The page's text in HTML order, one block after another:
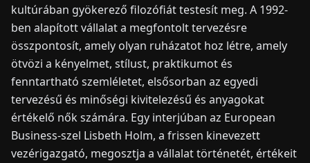
kultúrában gyökerező filozófiát testesít meg. A 1992-
ben alapított vállalat a megfontolt tervezésre
összpontosít, amely olyan ruházatot hoz létre, amely
ötvözi a kényelmet, stílust, praktikumot és
fenntartható szemléletet, elsősorban az egyedi
tervezésű és minőségi kivitelezésű és anyagokat
értékelő nők számára. Egy interjúban az European
Business-szel Lisbeth Holm, a frissen kinevezett
vezérigazgató, megosztja a vállalat történetét, értékeit